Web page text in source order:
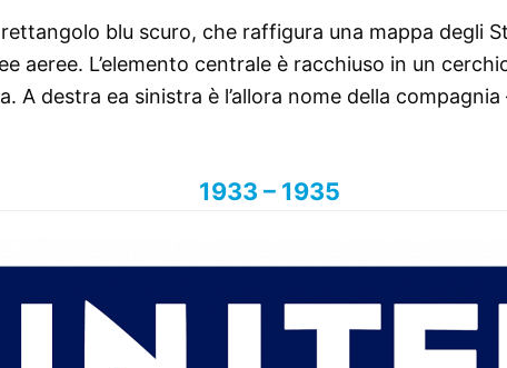
blu scuro, che raffigura una mappa degli
aeree. L’elemento centrale è racchiuso in un
A destra ea sinistra è l’allora nome della compagnia
1933 – 1935